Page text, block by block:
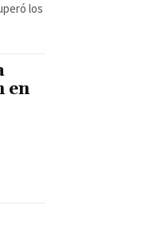
los
en